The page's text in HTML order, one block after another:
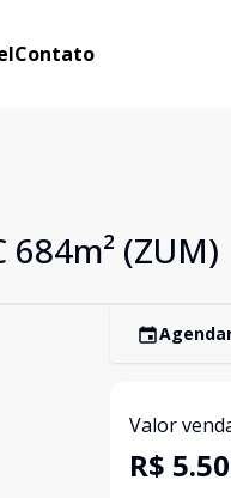
Contato
(ZUM)
Valor
R$